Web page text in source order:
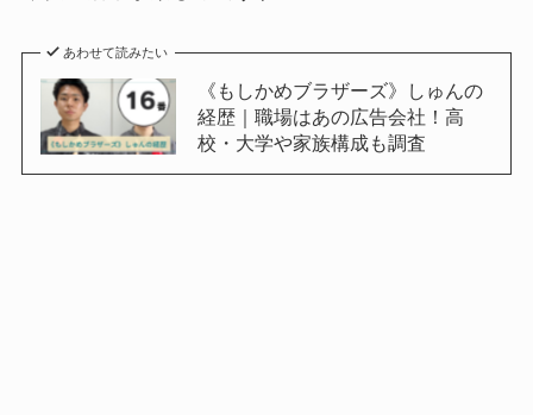
あわせて読みたい
《もしかめブラザーズ》しゅんの
経歴｜職場はあの広告会社！高
校・大学や家族構成も調査